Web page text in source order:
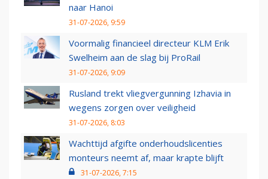
naar Hanoi
31-07-2026, 9:59
Voormalig financieel directeur KLM Erik
Swelheim aan de slag bij ProRail
31-07-2026, 9:09
Rusland trekt vliegvergunning Izhavia in
wegens zorgen over veiligheid
31-07-2026, 8:03
Wachttijd afgifte onderhoudslicenties
monteurs neemt af, maar krapte blijft
31-07-2026, 7:15